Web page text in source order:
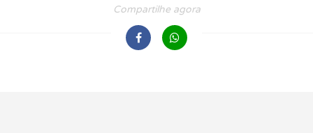
Compartilhe agora